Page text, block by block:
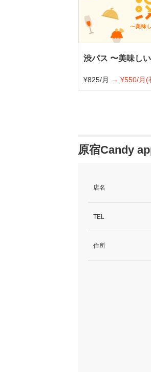
渋パス 〜美味し
¥825/月 → ¥550/月(
原宿Candy
店名
TEL
住所